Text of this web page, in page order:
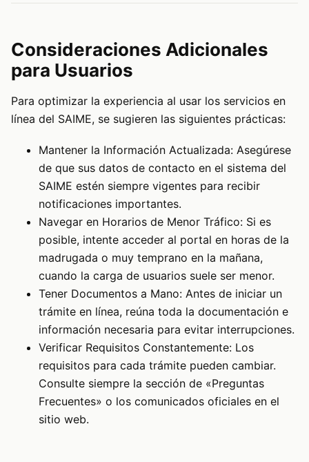
Consideraciones Adicionales
para Usuarios
Para optimizar la experiencia al usar los servicios en
línea del SAIME, se sugieren las siguientes prácticas:
Mantener la Información Actualizada: Asegúrese
de que sus datos de contacto en el sistema del
SAIME estén siempre vigentes para recibir
notificaciones importantes.
Navegar en Horarios de Menor Tráfico: Si es
posible, intente acceder al portal en horas de la
madrugada o muy temprano en la mañana,
cuando la carga de usuarios suele ser menor.
Tener Documentos a Mano: Antes de iniciar un
trámite en línea, reúna toda la documentación e
información necesaria para evitar interrupciones.
Verificar Requisitos Constantemente: Los
requisitos para cada trámite pueden cambiar.
Consulte siempre la sección de «Preguntas
Frecuentes» o los comunicados oficiales en el
sitio web.